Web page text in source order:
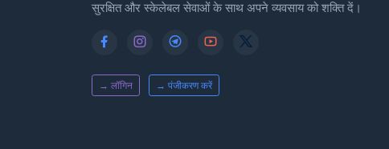
सुरक्षित और स्केलेबल सेवाओं के साथ अपने व्यवसाय को शक्ति दें।
→ लॉगिन → पंजीकरण करें